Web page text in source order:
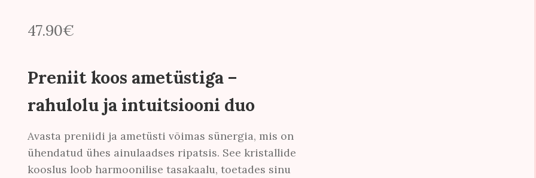
47.90€
Preniit koos ametüstiga –
rahulolu ja intuitsiooni duo
Avasta preniidi ja ametüsti võimas sünergia, mis on
ühendatud ühes ainulaadses ripatsis. See kristallide
kooslus loob harmoonilise tasakaalu, toetades sinu